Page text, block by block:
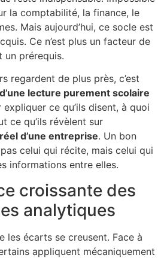
la comptabilité, la finance, le
Mais aujourd’hui, ce socle est
Ce n’est plus un facteur de
un prérequis.
regardent de plus près, c’est
lecture purement scolaire
expliquer ce qu’ils disent, à quoi
ce qu’ils révèlent sur
d’une entreprise. Un bon
celui qui récite, mais celui qui
informations entre elles.
croissante des
analytiques
les écarts se creusent. Face à
appliquent mécaniquement